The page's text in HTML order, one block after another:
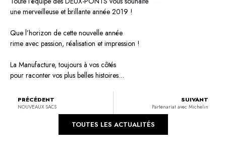
une merveilleuse et brillante année 2019 !
Que l’horizon de cette nouvelle année
rime avec passion, réalisation et impression !
La Manufacture, toujours à vos côtés
pour raconter vos plus belles histoires…
PRÉCÉDENT
NOUVEAUX SACS
SUIVANT
Partenariat avec Michelin
TOUTES LES ACTUALITÉS